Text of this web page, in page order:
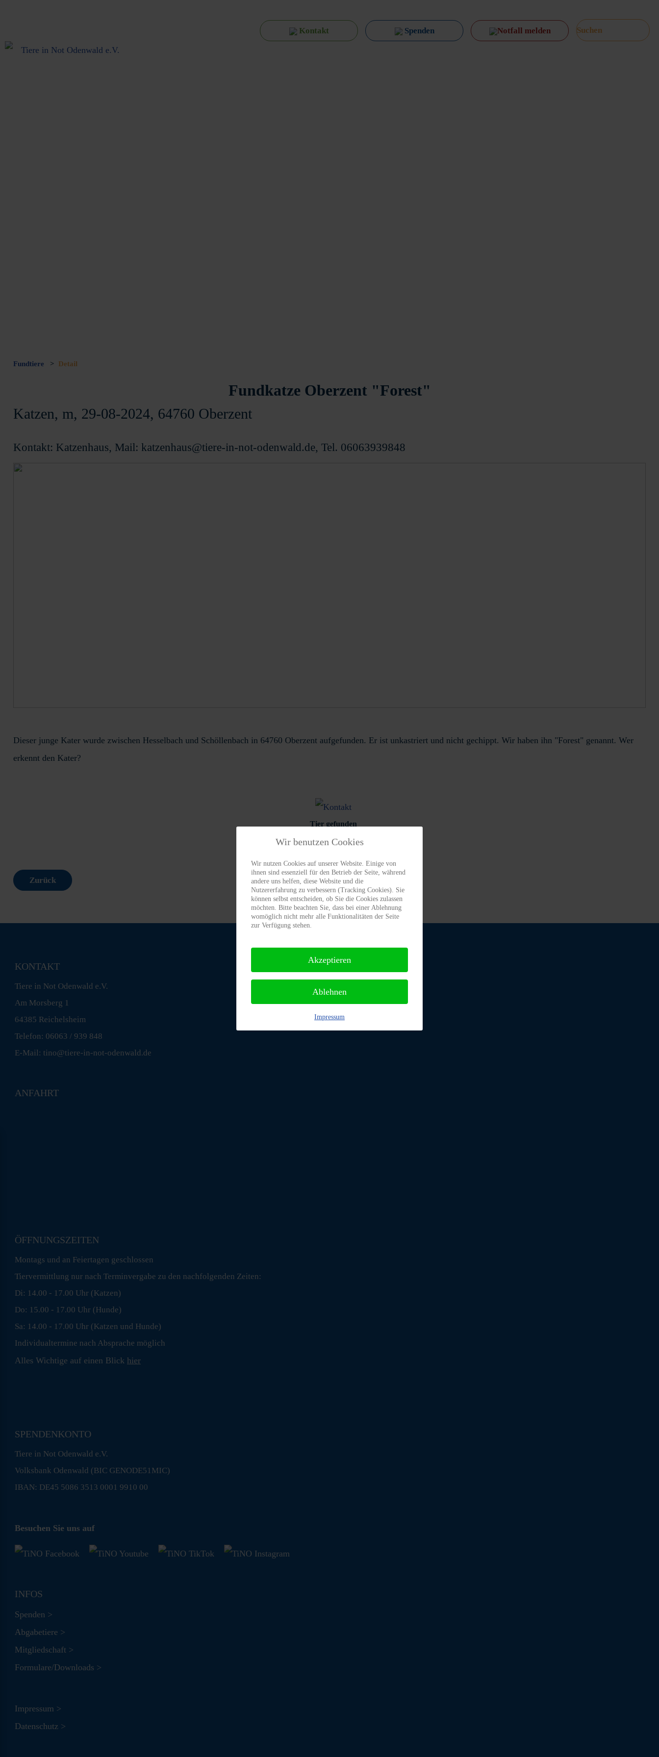
Kontakt Spenden Notfall melden
Fundtiere > Detail
Fundkatze Oberzent "Forest"
Katzen, m, 29-08-2024, 64760 Oberzent
Kontakt: Katzenhaus, Mail: katzenhaus@tiere-in-not-odenwald.de, Tel. 06063939848
Dieser junge Kater wurde zwischen Hesselbach und Schöllenbach in 64760 Oberzent aufgefunden. Er ist unkastriert und nicht gechippt. Wir haben ihn "Forest" genannt. Wer
erkennt den Kater?
Tier gefunden
Zurück
KONTAKT
Tiere in Not Odenwald e.V.
Am Morsberg 1
64385 Reichelsheim
Telefon: 06063 / 939 848
E-Mail: tino@tiere-in-not-odenwald.de
ANFAHRT
ÖFFNUNGSZEITEN
Montags und an Feiertagen geschlossen
Tiervermittlung nur nach Terminvergabe zu den nachfolgenden Zeiten:
Di: 14.00 - 17.00 Uhr (Katzen)
Do: 15.00 - 17.00 Uhr (Hunde)
Sa: 14.00 - 17.00 Uhr (Katzen und Hunde)
Individualtermine nach Absprache möglich
Alles Wichtige auf einen Blick hier
SPENDENKONTO
Tiere in Not Odenwald e.V.
Volksbank Odenwald (BIC GENODE51MIC)
IBAN: DE45 5086 3513 0001 9910 00
Besuchen Sie uns auf
INFOS
Spenden >
Abgabetiere >
Mitgliedschaft >
Formulare/Downloads >
Impressum >
Datenschutz >
Wir benutzen Cookies
Wir nutzen Cookies auf unserer Website. Einige von
ihnen sind essenziell für den Betrieb der Seite, während
andere uns helfen, diese Website und die
Nutzererfahrung zu verbessern (Tracking Cookies). Sie
können selbst entscheiden, ob Sie die Cookies zulassen
möchten. Bitte beachten Sie, dass bei einer Ablehnung
womöglich nicht mehr alle Funktionalitäten der Seite
zur Verfügung stehen.
Akzeptieren
Ablehnen
Impressum